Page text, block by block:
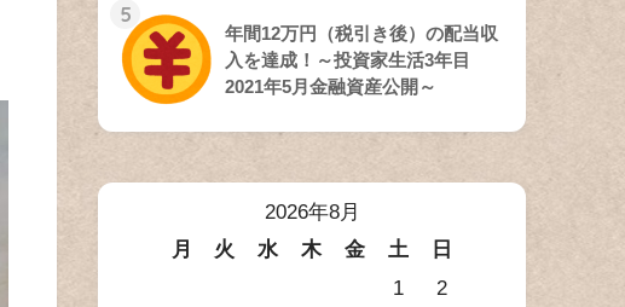
5
年間12万円（税引き後）の配当収
入を達成！～投資家生活3年目
2021年5月金融資産公開～
2026年8月
月
火 水 木 金 土
日
1
2